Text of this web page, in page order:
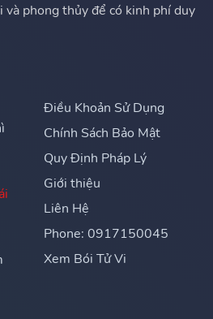
phong thủy để có kinh phí duy
Điều Khoản Sử Dụng
Chính Sách Bảo Mật
Quy Định Pháp Lý
Giới thiệu
Liên Hệ
Phone: 0917150045
Xem Bói Tử Vi